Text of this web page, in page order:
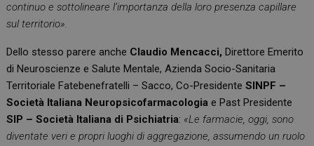
continuo e sottolineare l’importanza della loro presenza capillare
sul territorio».
Dello stesso parere anche Claudio Mencacci, Direttore Emerito
di Neuroscienze e Salute Mentale, Azienda Socio-Sanitaria
Territoriale Fatebenefratelli – Sacco, Co-PresidenteSINPF –
Società Italiana Neuropsicofarmacologia e Past Presidente
SIP – Società Italiana di Psichiatria: «Le farmacie, oggi, sono
diventate veri e propri luoghi di aggregazione, assumendo un ruolo